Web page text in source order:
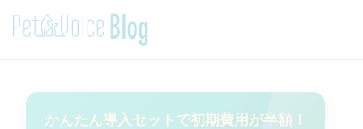
かんたん導入セットで初期費用が半額！